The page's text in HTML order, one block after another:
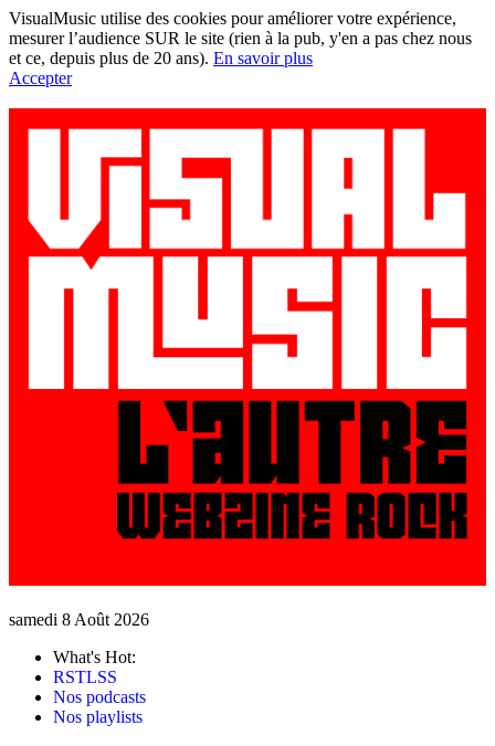
VisualMusic utilise des cookies pour améliorer votre expérience,
mesurer l’audience SUR le site (rien à la pub, y'en a pas chez nous
et ce, depuis plus de 20 ans). En savoir plus
Accepter
samedi 8 Août 2026
What's Hot:
RSTLSS
Nos podcasts
Nos playlists